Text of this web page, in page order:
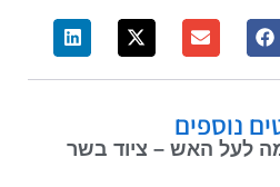
האש – ציוד בשר